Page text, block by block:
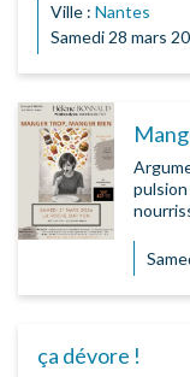
Ville : Nantes
Samedi 28 mars
ça dévore !